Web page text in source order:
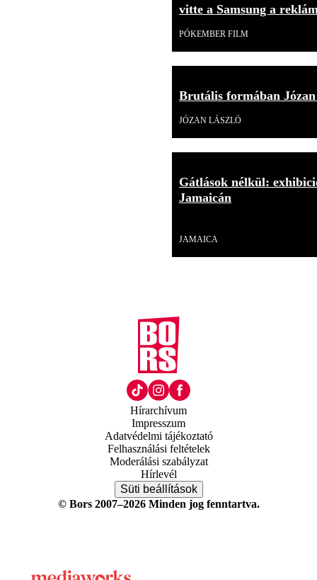
vitte a Samsung a
PÓKEMBER FILM
Brutális formában
JÓZAN LÁSZLÓ
Gátlások nélkül:
Jamaicán
JAMAICA
Hírarchívum
Impresszum
Adatvédelmi tájékoztató
Felhasználási feltételek
Moderálási szabályzat
Hírlevél
Süti beállítások
© Bors 2007–2026 Minden jog fenntartva.